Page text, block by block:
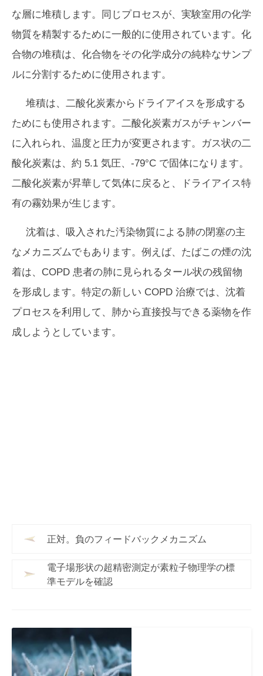
な層に堆積します。同じプロセスが、実験室用の化学
物質を精製するために一般的に使用されています。化
合物の堆積は、化合物をその化学成分の純粋なサンプ
ルに分割するために使用されます。
堆積は、二酸化炭素からドライアイスを形成する
ためにも使用されます。二酸化炭素ガスがチャンバー
に入れられ、温度と圧力が変更されます。ガス状の二
酸化炭素は、約 5.1 気圧、-79°C で固体になります。
二酸化炭素が昇華して気体に戻ると、ドライアイス特
有の霧効果が生じます。
沈着は、吸入された汚染物質による肺の閉塞の主
なメカニズムでもあります。例えば、たばこの煙の沈
着は、COPD 患者の肺に見られるタール状の残留物
を形成します。特定の新しい COPD 治療では、沈着
プロセスを利用して、肺から直接投与できる薬物を作
成しようとしています。
正対。負のフィードバックメカニズム
電子場形状の超精密測定が素粒子物理学の標
準モデルを確認